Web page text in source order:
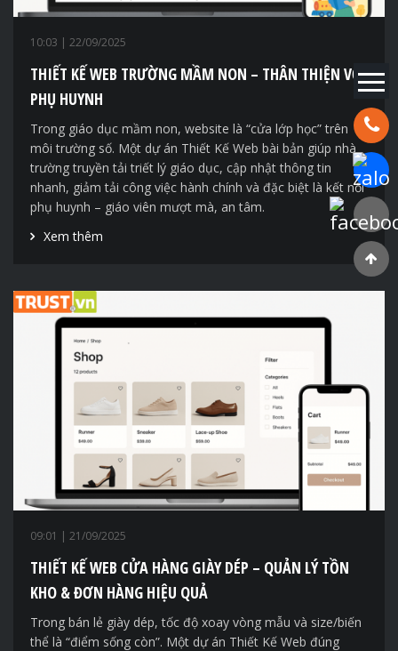
Hotline:
Chat
10:03 | 22/09/2025
THIẾT KẾ WEB TRƯỜNG MẦM NON – THÂN THIỆN VỚI
PHỤ HUYNH
Trong giáo dục mầm non, website là “cửa lớp học” trên
môi trường số. Một dự án Thiết Kế Web bài bản giúp nhà
trường truyền tải triết lý giáo dục, cập nhật thông tin
nhanh, giảm tải công việc hành chính và đặc biệt là kết nối
phụ huynh – giáo viên mượt mà, an tâm.
Xem thêm
09:01 | 21/09/2025
THIẾT KẾ WEB CỬA HÀNG GIÀY DÉP – QUẢN LÝ TỒN
KHO & ĐƠN HÀNG HIỆU QUẢ
Trong bán lẻ giày dép, tốc độ xoay vòng mẫu và size/biến
thể là “điểm sống còn”. Một dự án Thiết Kế Web đúng